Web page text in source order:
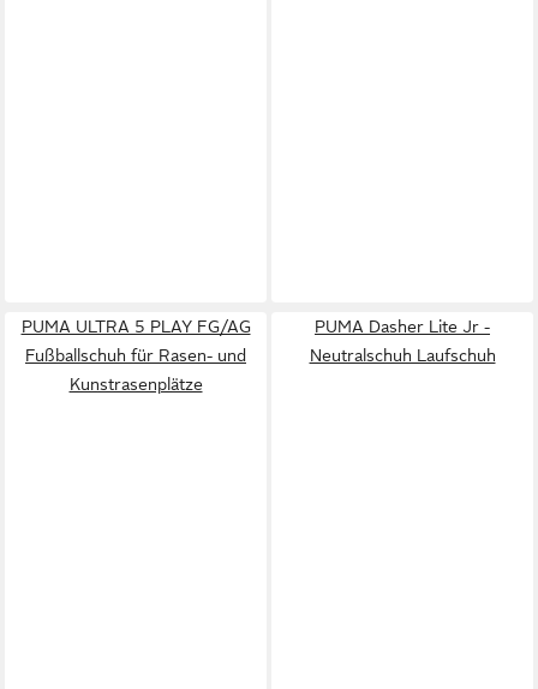
PUMA ULTRA 5 PLAY FG/AG
Fußballschuh für Rasen- und
Kunstrasenplätze
PUMA Dasher Lite Jr -
Neutralschuh Laufschuh